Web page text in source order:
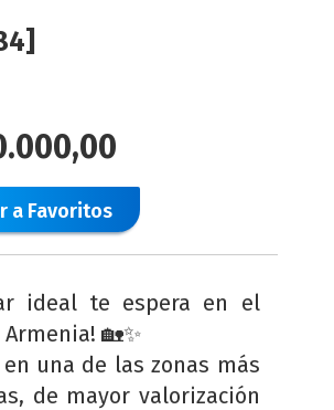
a Favoritos
ideal te espera en el
🏡✨
una de las zonas más
de mayor valorización